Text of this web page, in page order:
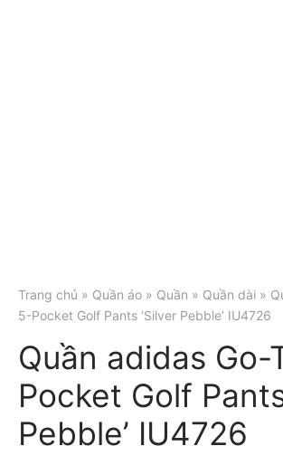
Trang chủ » Quần áo » Quần » Quần dài »
5-Pocket Golf Pants ‘Silver Pebble’ IU4726
Quần adidas Go-
Pocket Golf
Pebble’ IU4726